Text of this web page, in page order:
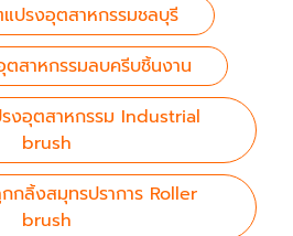
ปรงอุตสาหกรรมชลบุรี
สาหกรรมลบครีบชิ้นงาน
งอุตสาหกรรม Industrial
brush
กลิ้งสมุทรปราการ Roller
brush